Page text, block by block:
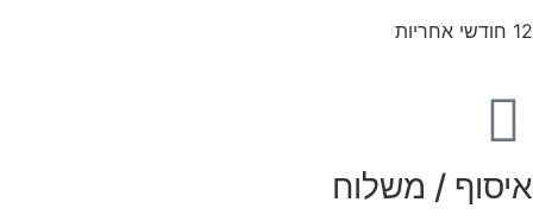
12 חודשי אחריות
איסוף / משלוח